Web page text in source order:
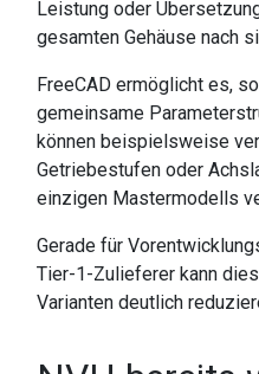
Leistung oder
gesamten Gehäuse nach
FreeCAD ermöglicht es,
gemeinsame
können beispielsweise
Getriebestufen oder
einzigen Mastermodells
Gerade für
Tier-1-Zulieferer kann
Varianten deutlich